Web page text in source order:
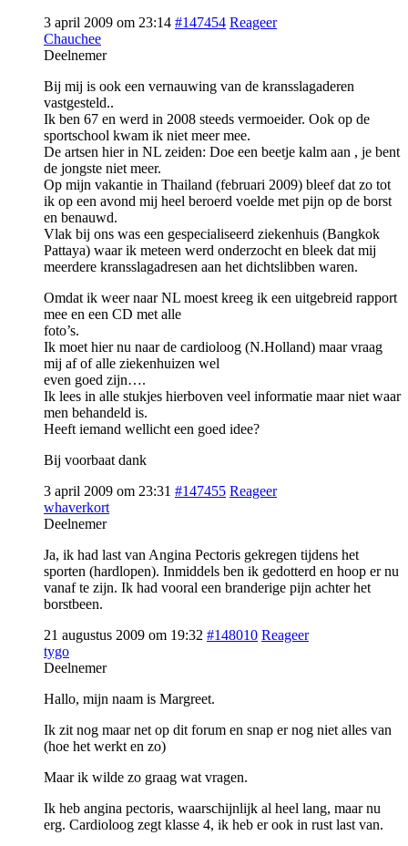
3 april 2009 om 23:14 #147454 Reageer
Chauchee
Deelnemer
Bij mij is ook een vernauwing van de kransslagaderen
vastgesteld..
Ik ben 67 en werd in 2008 steeds vermoeider. Ook op de
sportschool kwam ik niet meer mee.
De artsen hier in NL zeiden: Doe een beetje kalm aan , je bent
de jongste niet meer.
Op mijn vakantie in Thailand (februari 2009) bleef dat zo tot
ik op een avond mij heel beroerd voelde met pijn op de borst
en benauwd.
Vlak bij ons was een gespecialiseerd ziekenhuis (Bangkok
Pattaya) waar ik meteen werd onderzocht en bleek dat mij
meerdere kransslagadresen aan het dichtslibben waren.
Omdat ik weer naar NL moest kreeg ik een uitgebreid rapport
mee en een CD met alle
foto’s.
Ik moet hier nu naar de cardioloog (N.Holland) maar vraag
mij af of alle ziekenhuizen wel
even goed zijn….
Ik lees in alle stukjes hierboven veel informatie maar niet waar
men behandeld is.
Heeft iemand wellicht een goed idee?
Bij voorbaat dank
3 april 2009 om 23:31 #147455 Reageer
whaverkort
Deelnemer
Ja, ik had last van Angina Pectoris gekregen tijdens het
sporten (hardlopen). Inmiddels ben ik gedotterd en hoop er nu
vanaf te zijn. Ik had vooral een branderige pijn achter het
borstbeen.
21 augustus 2009 om 19:32 #148010 Reageer
tygo
Deelnemer
Hallo, mijn naam is Margreet.
Ik zit nog maar net op dit forum en snap er nog niet alles van
(hoe het werkt en zo)
Maar ik wilde zo graag wat vragen.
Ik heb angina pectoris, waarschijnlijk al heel lang, maar nu
erg. Cardioloog zegt klasse 4, ik heb er ook in rust last van.